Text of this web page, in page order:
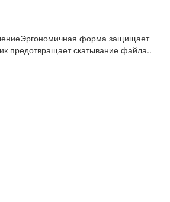
форма защищает
предотвращает скатывание файла..